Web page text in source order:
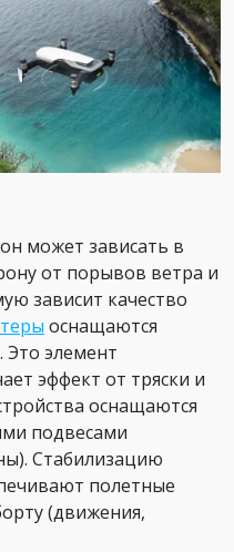
может зависать в
от порывов ветра и
зависит качество
оснащаются
элемент
эффект от тряски и
оснащаются
подвесами
Стабилизацию
полетные
(движения,